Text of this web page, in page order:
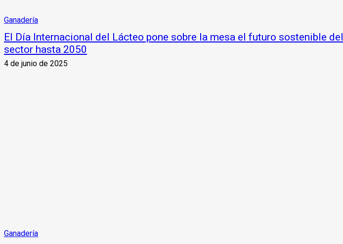
Ganadería
El Día Internacional del Lácteo pone sobre la mesa el futuro sostenible del
sector hasta 2050
4 de junio de 2025
Ganadería